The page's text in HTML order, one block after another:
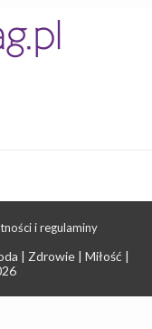
i regulaminy
| Zdrowie | Miłość |